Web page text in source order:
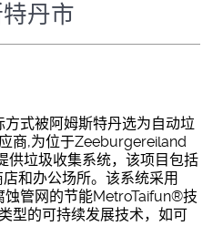
丹市
式被阿姆斯特丹选为自动垃
商,为位于Zeeburgereiland
供垃圾收集系统，该项目包括
和办公场所。该系统采用
管网的节能MetroTaifun®技
型的可持续发展技术，如可